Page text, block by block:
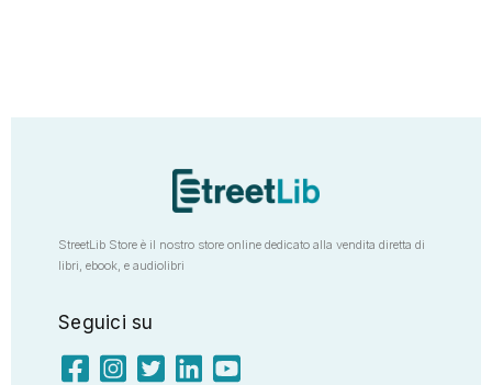
StreetLib Store è il nostro store online dedicato alla vendita diretta di
libri, ebook, e audiolibri
Seguici su